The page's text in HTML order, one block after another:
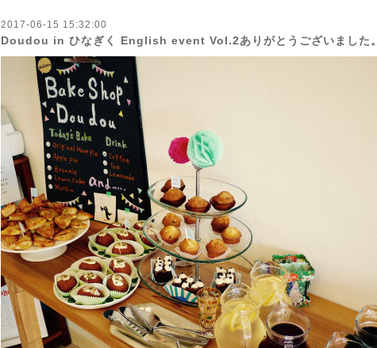
2017-06-15 15:32:00
Doudou in ひなぎく English event Vol.2ありがとうございました。